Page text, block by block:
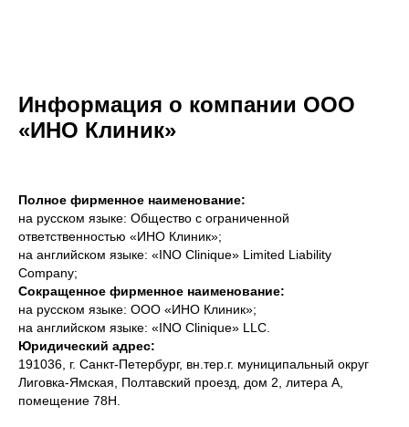
Информация о компании ООО
«ИНО Клиник»
Полное фирменное наименование:
на русском языке: Общество с ограниченной
ответственностью «ИНО Клиник»;
на английском языке: «INO Clinique» Limited Liability
Company;
Сокращенное фирменное наименование:
на русском языке: ООО «ИНО Клиник»;
на английском языке: «INO Clinique» LLC.
Юридический адрес:
191036, г. Санкт-Петербург, вн.тер.г. муниципальный округ
Лиговка-Ямская, Полтавский проезд, дом 2, литера А,
помещение 78Н.